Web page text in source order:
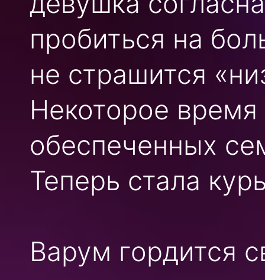
пробиться на
не страшится
Некоторое
обеспеченных
Теперь стала
Варум гордится